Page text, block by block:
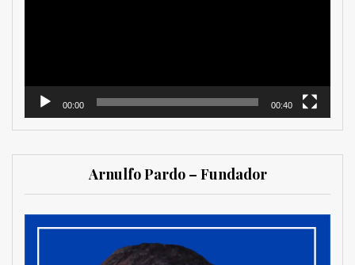
00:00 00:40
Arnulfo Pardo – Fundador